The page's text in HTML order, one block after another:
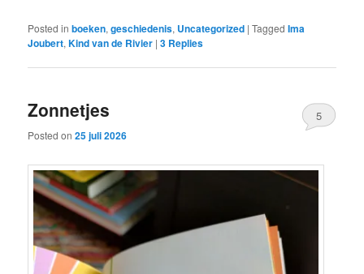
Posted in boeken,geschiedenis, Uncategorized |Tagged Ima
Joubert,Kind van de Rivier |3 Replies
Zonnetjes
Posted on25 juli 2026
5